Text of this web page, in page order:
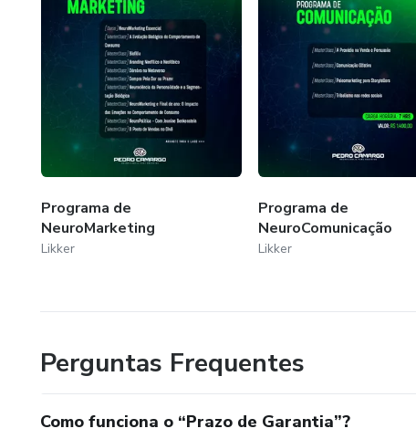
Programa de
NeuroMarketing
Likker
Programa de
NeuroComunicação
Likker
Perguntas Frequentes
Como funciona o “Prazo de Garantia”?